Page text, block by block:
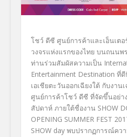
โชว์ ดีซี ศูนย์การค้าและเอ็นเต
วงจรแห่งแรกของไทย บนถนน
ท่านร่วมสัมผัสความเป็น
Entertainment Destination ที่
เอเชียตะวันออกเฉียงใต้ กับงาน
ศูนย์การค้าโชว์ ดีซี ที่จัดขึ้นอย่า
สัปดาห์ ภายใต้ชื่องาน SHOW
OPENING SUMMER FEST
SHOW day พบปรากฏการณ์คว